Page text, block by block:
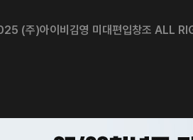
(주)아이비김영 미대편입창조 ALL